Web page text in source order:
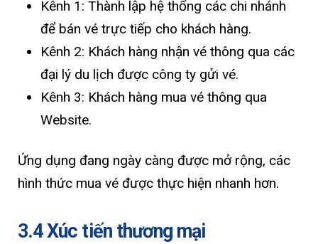
Kênh 1: Thành lập hệ thống các chi nhánh
để bán vé trực tiếp cho khách hàng.
Kênh 2: Khách hàng nhận vé thông qua các
đại lý du lịch được công ty gửi vé.
Kênh 3: Khách hàng mua vé thông qua
Website.
Ứng dụng đang ngày càng được mở rộng, các
hình thức mua vé được thực hiện nhanh hơn.
3.4 Xúc tiến thương mại